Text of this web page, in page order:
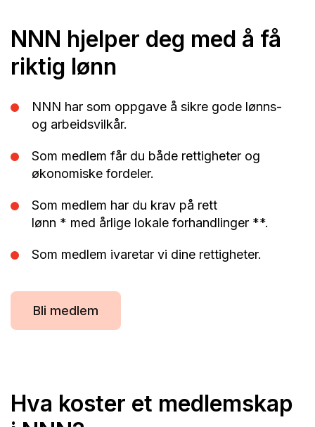
NNN hjelper deg med å få
riktig lønn
NNN har som oppgave å sikre gode lønns-
og arbeidsvilkår.
Som medlem får du både rettigheter og
økonomiske fordeler.
Som medlem har du krav på rett
lønn * med årlige lokale forhandlinger **.
Som medlem ivaretar vi dine rettigheter.
Bli medlem
Hva koster et medlemskap